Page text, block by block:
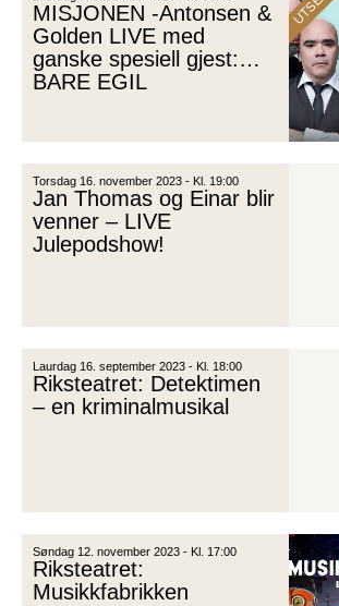
MISJONEN -Antonsen &
Golden LIVE med
ganske spesiell gjest:
BARE EGIL
Torsdag 16. november 2023 - Kl. 19:00
Jan Thomas og Einar blir
venner – LIVE
Julepodshow!
Laurdag 16. september 2023 - Kl. 18:00
Riksteatret: Detektimen
– en kriminalmusikal
Søndag 12. november 2023 - Kl. 17:00
Riksteatret:
Musikkfabrikken